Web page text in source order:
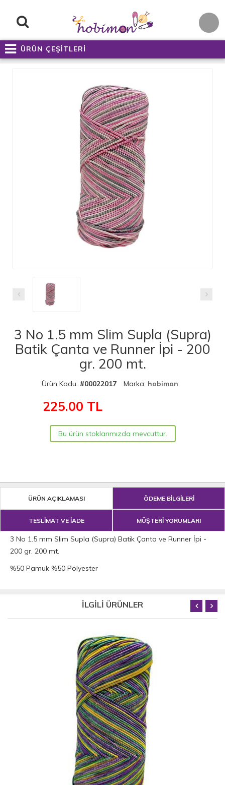
ÜRÜN ÇEŞİTLERİ
3 No 1.5 mm Slim Supla (Supra)
Batik Çanta ve Runner İpi - 200
gr. 200 mt.
Ürün Kodu: #00022017 Marka: hobimon
225.00 TL
Bu ürün stoklarımızda mevcuttur.
ÜRÜN AÇIKLAMASI ÖDEME BİLGİLERİ
TESLİMAT VE İADE MÜŞTERİ YORUMLARI
3 No 1.5 mm Slim Supla (Supra) Batik Çanta ve Runner İpi -
200 gr. 200 mt.
%50 Pamuk %50 Polyester
İLGİLİ ÜRÜNLER